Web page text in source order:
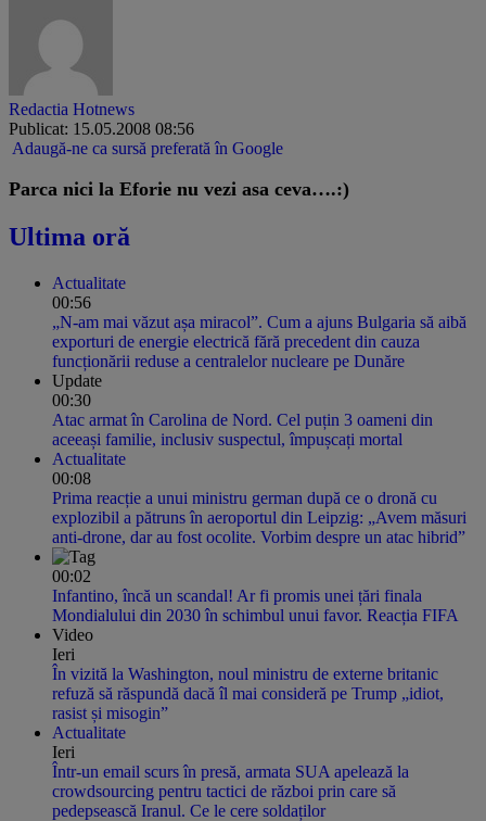
Redactia Hotnews
Publicat: 15.05.2008 08:56
Adaugă-ne ca sursă preferată în Google
Parca nici la Eforie nu vezi asa ceva….:)
Ultima oră
Actualitate
00:56
„N-am mai văzut așa miracol”. Cum a ajuns Bulgaria să aibă
exporturi de energie electrică fără precedent din cauza
funcționării reduse a centralelor nucleare pe Dunăre
Update
00:30
Atac armat în Carolina de Nord. Cel puțin 3 oameni din
aceeași familie, inclusiv suspectul, împușcați mortal
Actualitate
00:08
Prima reacție a unui ministru german după ce o dronă cu
explozibil a pătruns în aeroportul din Leipzig: „Avem măsuri
anti-drone, dar au fost ocolite. Vorbim despre un atac hibrid”
00:02
Infantino, încă un scandal! Ar fi promis unei țări finala
Mondialului din 2030 în schimbul unui favor. Reacția FIFA
Video
Ieri
În vizită la Washington, noul ministru de externe britanic
refuză să răspundă dacă îl mai consideră pe Trump „idiot,
rasist și misogin”
Actualitate
Ieri
Într-un email scurs în presă, armata SUA apelează la
crowdsourcing pentru tactici de război prin care să
pedepsească Iranul. Ce le cere soldaților